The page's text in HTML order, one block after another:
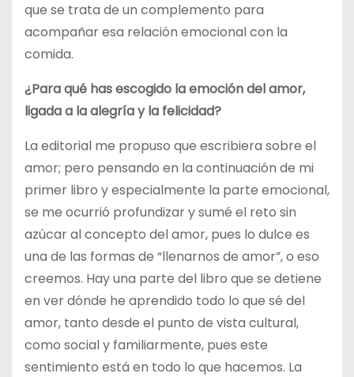
que se trata de un complemento para
acompañar esa relación emocional con la
comida.
¿Para qué has escogido la emoción del amor,
ligada a la alegría y la felicidad?
La editorial me propuso que escribiera sobre el
amor; pero pensando en la continuación de mi
primer libro y especialmente la parte emocional,
se me ocurrió profundizar y sumé el reto sin
azúcar al concepto del amor, pues lo dulce es
una de las formas de “llenarnos de amor”, o eso
creemos. Hay una parte del libro que se detiene
en ver dónde he aprendido todo lo que sé del
amor, tanto desde el punto de vista cultural,
como social y familiarmente, pues este
sentimiento está en todo lo que hacemos. La